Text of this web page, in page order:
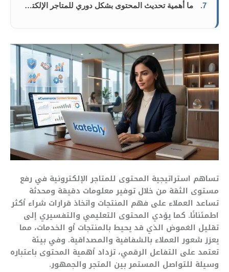
7. ما أهمية تحديث المحتوى بشكل دوري للمتاجر الإلكترونية؟
تساهم استراتيجية المحتوى للمتاجر الإلكترونية في رفع
مستوى الثقة من خلال توفير معلومات دقيقة ومحدثة
تساعد العملاء على فهم المنتجات واتخاذ قرارات شراء أكثر
اطمئنانًا. كما يؤدي المحتوى التعليمي والتفسيري إلى
تقليل الغموض الذي قد يحيط بالمنتجات أو الخدمات، مما
يعزز شعور العملاء بالشفافية والمصداقية. وفي بيئة
تعتمد على التفاعل الرقمي، تزداد أهمية المحتوى باعتباره
وسيلة للتواصل المستمر بين المتجر والجمهور.